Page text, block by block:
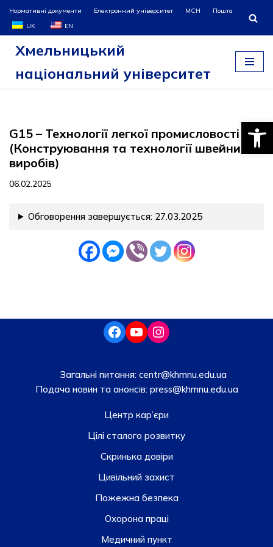
Перейти
до
Нормативні документи Електронний університет МСН
Пошта
UK
EN
Хмельницький
національний університет
G15 – Технології легкої промисловості
(Конструювання та технології швейних
виробів)
06.02.2025
Обговорення завершується: 27.03.2025
Загальні питання: centr@khmnu.edu.ua
Подача новин та анонсів:press@khmnu.edu.ua
Центр кар’єри
Цілі сталого розвитку
Скринька довiри
Цивільний захист
Пожежна безпека
Охорона праці
Медичний пункт